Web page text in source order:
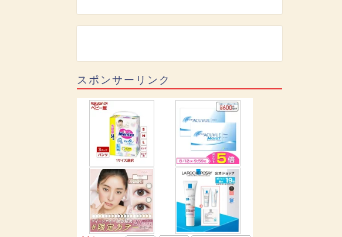
スポンサーリンク